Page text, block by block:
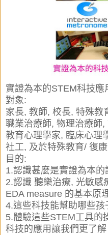
實證為本的STEM科技應
對象:
家長, 教師, 校長, 特殊教
職業治療師, 物理治療師,
教育心理學家, 臨床心理
社工, 及於特殊教育/ 復
目的:
1.認識甚麼是實證為本的
2.認識 聽樂治療, 光敏感
EDA measure 的基本原
4.這些科技能幫助哪些孩
5.體驗這些STEM工具的
科技的應用讓我們更了